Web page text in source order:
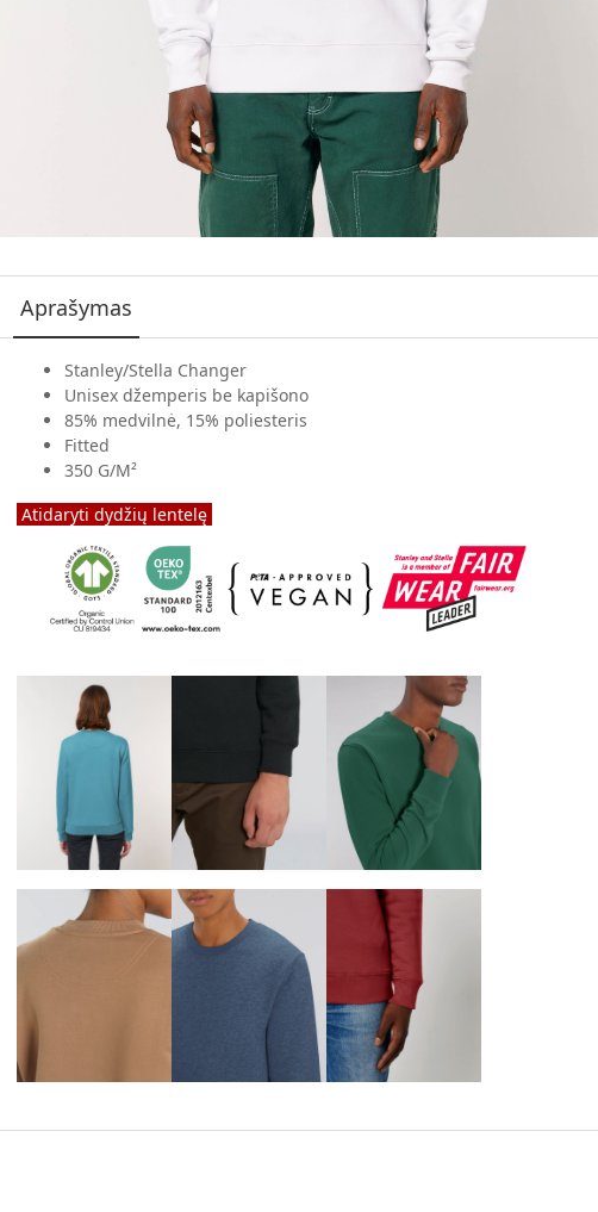
Aprašymas
Stanley/Stella Changer
Unisex džemperis be kapišono
85% medvilnė, 15% poliesteris
Fitted
350 G/M²
Atidaryti dydžių lentelę